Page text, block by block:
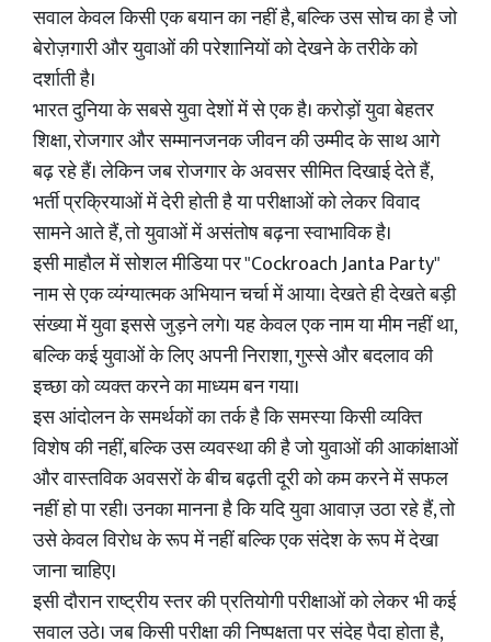
सवाल केवल किसी एक बयान का नहीं है, बल्कि उस सोच का है जो
बेरोज़गारी और युवाओं की परेशानियों को देखने के तरीके को
दर्शाती है।
भारत दुनिया के सबसे युवा देशों में से एक है। करोड़ों युवा बेहतर
शिक्षा, रोजगार और सम्मानजनक जीवन की उम्मीद के साथ आगे
बढ़ रहे हैं। लेकिन जब रोजगार के अवसर सीमित दिखाई देते हैं,
भर्ती प्रक्रियाओं में देरी होती है या परीक्षाओं को लेकर विवाद
सामने आते हैं, तो युवाओं में असंतोष बढ़ना स्वाभाविक है।
इसी माहौल में सोशल मीडिया पर "Cockroach Janta Party"
नाम से एक व्यंग्यात्मक अभियान चर्चा में आया। देखते ही देखते बड़ी
संख्या में युवा इससे जुड़ने लगे। यह केवल एक नाम या मीम नहीं था,
बल्कि कई युवाओं के लिए अपनी निराशा, गुस्से और बदलाव की
इच्छा को व्यक्त करने का माध्यम बन गया।
इस आंदोलन के समर्थकों का तर्क है कि समस्या किसी व्यक्ति
विशेष की नहीं, बल्कि उस व्यवस्था की है जो युवाओं की आकांक्षाओं
और वास्तविक अवसरों के बीच बढ़ती दूरी को कम करने में सफल
नहीं हो पा रही। उनका मानना है कि यदि युवा आवाज़ उठा रहे हैं, तो
उसे केवल विरोध के रूप में नहीं बल्कि एक संदेश के रूप में देखा
जाना चाहिए।
इसी दौरान राष्ट्रीय स्तर की प्रतियोगी परीक्षाओं को लेकर भी कई
सवाल उठे। जब किसी परीक्षा की निष्पक्षता पर संदेह पैदा होता है,